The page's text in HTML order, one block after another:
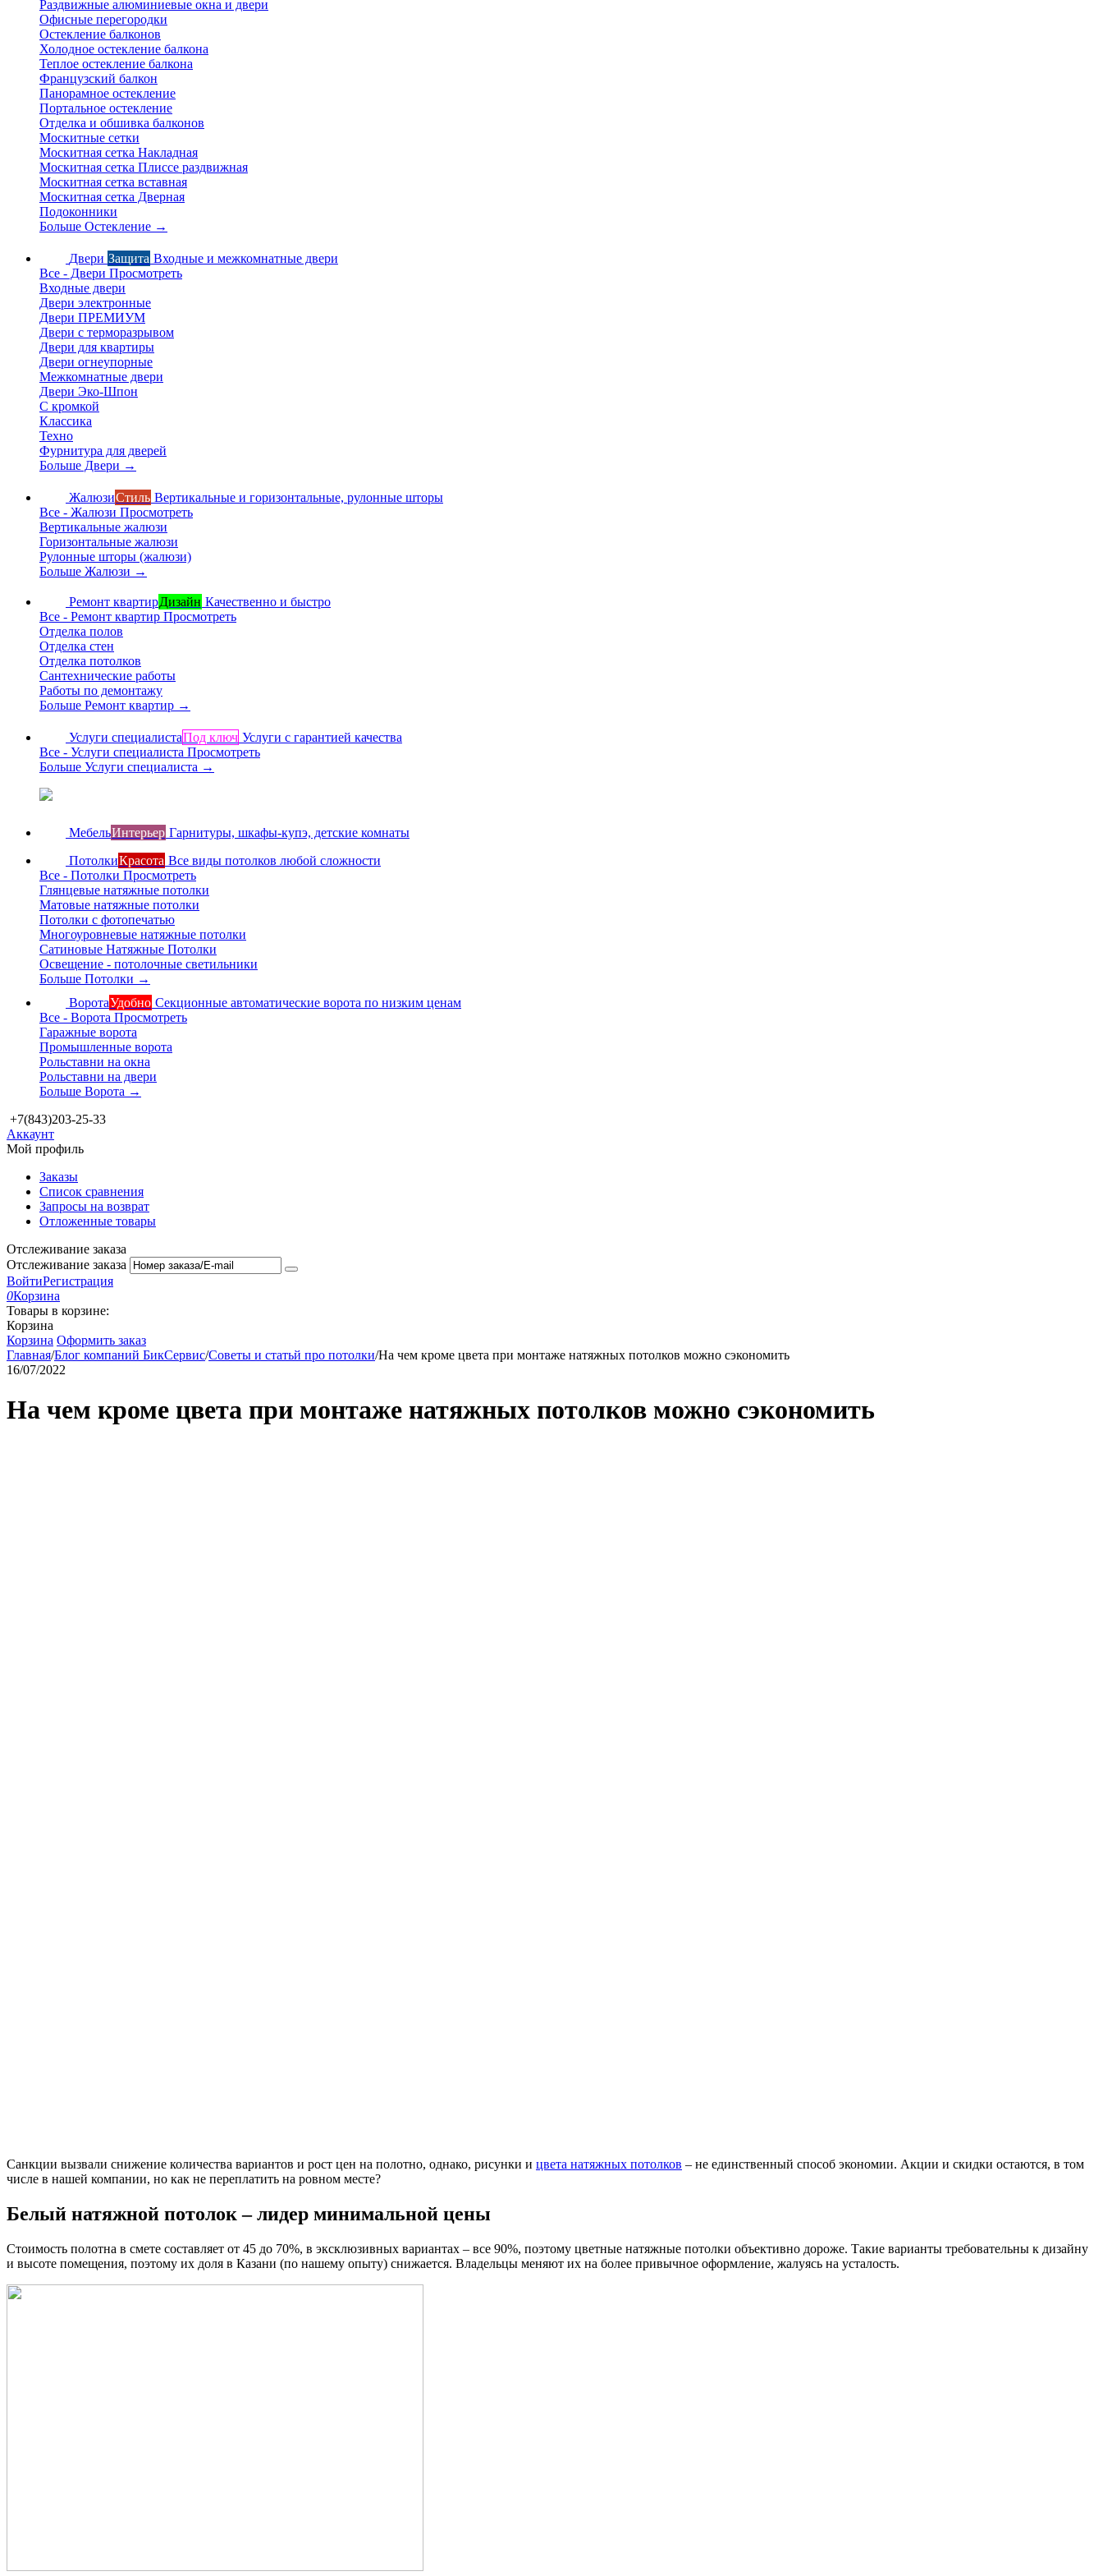
Раздвижные алюминиевые окна и двери
Офисные перегородки
Остекление балконов
Холодное остекление балкона
Теплое остекление балкона
Французский балкон
Панорамное остекление
Портальное остекление
Отделка и обшивка балконов
Москитные сетки
Москитная сетка Накладная
Москитная сетка Плиссе раздвижная
Москитная сетка вставная
Москитная сетка Дверная
Подоконники
Больше Остекление →
Двери Защита Входные и межкомнатные двери
Все - Двери Просмотреть
Входные двери
Двери электронные
Двери ПРЕМИУМ
Двери с терморазрывом
Двери для квартиры
Двери огнеупорные
Межкомнатные двери
Двери Эко-Шпон
С кромкой
Классика
Техно
Фурнитура для дверей
Больше Двери →
ЖалюзиСтиль Вертикальные и горизонтальные, рулонные шторы
Все - Жалюзи Просмотреть
Вертикальные жалюзи
Горизонтальные жалюзи
Рулонные шторы (жалюзи)
Больше Жалюзи →
Ремонт квартирДизайн Качественно и быстро
Все - Ремонт квартир Просмотреть
Отделка полов
Отделка стен
Отделка потолков
Сантехнические работы
Работы по демонтажу
Больше Ремонт квартир →
Услуги специалистаПод ключ Услуги с гарантией качества
Все - Услуги специалиста Просмотреть
Больше Услуги специалиста →
МебельИнтерьер Гарнитуры, шкафы-купэ, детские комнаты
ПотолкиКрасота Все виды потолков любой сложности
Все - Потолки Просмотреть
Глянцевые натяжные потолки
Матовые натяжные потолки
Потолки с фотопечатью
Многоуровневые натяжные потолки
Сатиновые Натяжные Потолки
Освещение - потолочные светильники
Больше Потолки →
ВоротаУдобно Секционные автоматические ворота по низким ценам
Все - Ворота Просмотреть
Гаражные ворота
Промышленные ворота
Рольставни на окна
Рольставни на двери
Больше Ворота →
+7(843)203-25-33
Аккаунт
Мой профиль
Заказы
Список сравнения
Запросы на возврат
Отложенные товары
Отслеживание заказа
Отслеживание заказа
ВойтиРегистрация
0Корзина
Товары в корзине:
Корзина
Корзина Оформить заказ
Главная/Блог компаний БикСервис/Советы и статьй про потолки/На чем кроме цвета при монтаже натяжных потолков можно сэкономить
16/07/2022
На чем кроме цвета при монтаже натяжных потолков можно сэкономить
Санкции вызвали снижение количества вариантов и рост цен на полотно, однако, рисунки и цвета натяжных потолков – не единственный способ экономии. Акции и скидки остаются, в том
числе в нашей компании, но как не переплатить на ровном месте?
Белый натяжной потолок – лидер минимальной цены
Стоимость полотна в смете составляет от 45 до 70%, в эксклюзивных вариантах – все 90%, поэтому цветные натяжные потолки объективно дороже. Такие варианты требовательны к дизайну
и высоте помещения, поэтому их доля в Казани (по нашему опыту) снижается. Владельцы меняют их на более привычное оформление, жалуясь на усталость.